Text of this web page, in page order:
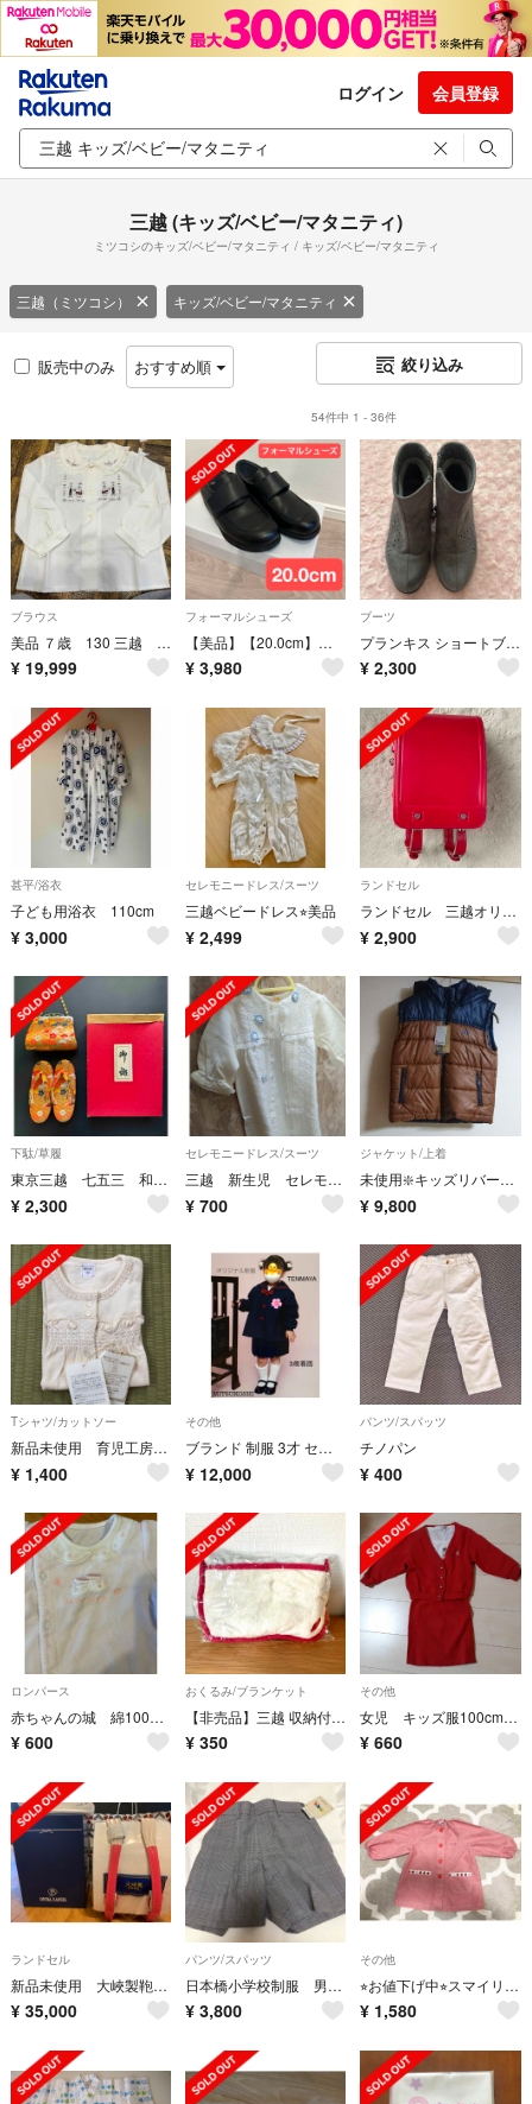
ログイン 会員登録
三越 (キッズ/ベビー/マタニティ)
ミツコシのキッズ/ベビー/マタニティ / キッズ/ベビー/マタニティ
三越（ミツコシ） キッズ/ベビー/マタニティ
販売中のみ おすすめ順 絞り込み
54件中 1 - 36件
ブラウス
美品 ７歳 130 三越 刺繍 フリル 女の子 長袖ブラウスシャツ baiya
¥ 19,999
フォーマルシューズ
【美品】【20.0cm】キッズフォーマルシューズ（革靴）
¥ 3,980
ブーツ
プランキス ショートブーツ グレー 21.0㎝ Prankish
¥ 2,300
甚平/浴衣
子ども用浴衣 110cm
¥ 3,000
セレモニードレス/スーツ
三越ベビードレス⭐︎美品
¥ 2,499
ランドセル
ランドセル 三越オリジナル
¥ 2,900
下駄/草履
東京三越 七五三 和装バッグ 草履 20cm オレンジ 桔梗 セット
¥ 2,300
セレモニードレス/スーツ
三越 新生児 セレモニードレス
¥ 700
ジャケット/上着
未使用❇️キッズリバーシブルダウンベスト 140【銀座三越】
¥ 9,800
Tシャツ/カットソー
新品未使用 育児工房 オーガニック 半袖 シャツ 綿100% サイズ90 女の子
¥ 1,400
その他
ブランド 制服 3才 セーラー服 スカート 幼稚園 保育園 3点セット
¥ 12,000
パンツ/スパッツ
チノパン
¥ 400
ロンパース
赤ちゃんの城 綿100%ロンパース 2wayオール
¥ 600
おくるみ/ブランケット
【非売品】三越 収納付きブランケット
¥ 350
その他
女児 キッズ服100cm セットアップ 3点セット
¥ 660
ランドセル
新品未使用 大峽製鞄 オオバランドセル
¥ 35,000
パンツ/スパッツ
日本橋小学校制服 男子 新品未使用130
¥ 3,800
その他
⭐︎お値下げ中⭐︎スマイリッシュ スモック りんご 100～110cm
¥ 1,580